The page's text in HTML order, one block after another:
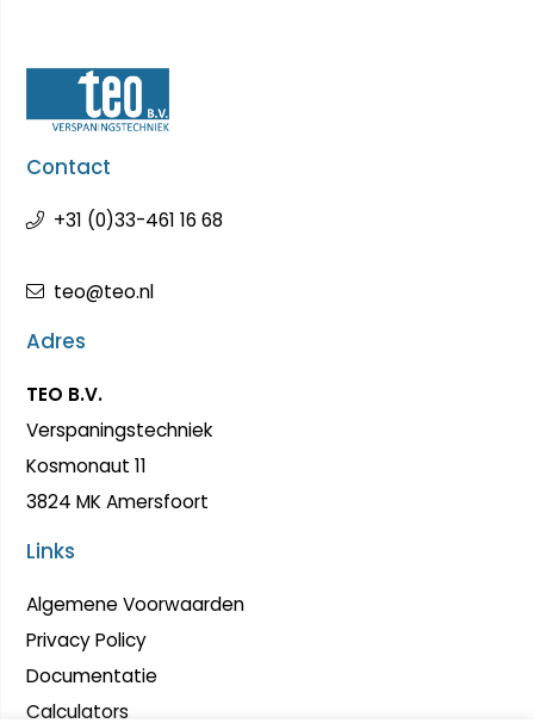
Contact
+31 (0)33-461 16 68
teo@teo.nl
Adres
TEO B.V.
Verspaningstechniek
Kosmonaut 11
3824 MK Amersfoort
Links
Algemene Voorwaarden
Privacy Policy
Documentatie
Calculators